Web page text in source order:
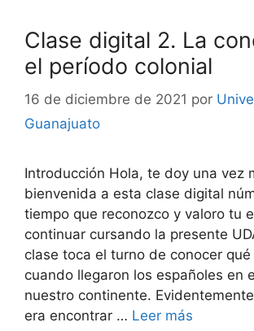
Clase digital 2. La
el período colonial
16 de diciembre de 2021 por
Guanajuato
Introducción Hola, te doy una vez
bienvenida a esta clase digital
tiempo que reconozco y valoro tu
continuar cursando la presente
clase toca el turno de conocer
cuando llegaron los españoles en
nuestro continente.
era encontrar … Leer más